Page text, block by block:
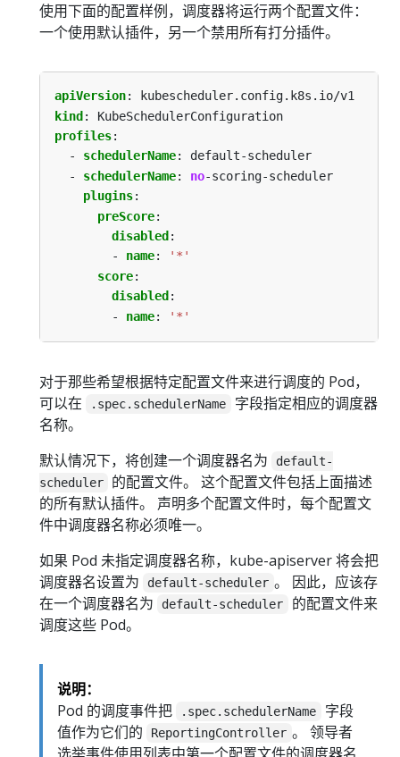
使用下面的配置样例，调度器将运行两个配置文件：
一个使用默认插件，另一个禁用所有打分插件。
apiVersion:
kubescheduler.config.k8s.io/v1
kind :
KubeSchedulerConfiguration
profiles:
- schedulerName:
default-scheduler
- schedulerName: no-scoring-scheduler
plugins:
preScore:
disabled :
- name:
'*'
score:
disabled :
- name: '*'
对于那些希望根据特定配置文件来进行调度的 Pod，
可以在
.spec.schedulerName
字段指定相应的调度器
名称。
默认情况下，将创建一个调度器名为
default-
scheduler
的配置文件。 这个配置文件包括上面描述
的所有默认插件。 声明多个配置文件时，每个配置文
件中调度器名称必须唯一。
如果 Pod 未指定调度器名称，kube-apiserver 将会把
调度器名设置为
default-scheduler 。 因此，应该存
在一个调度器名为
default-scheduler
的配置文件来
调度这些 Pod。
说明：
Pod 的调度事件把
.spec.schedulerName
字段
值作为它们的
ReportingController 。 领导者